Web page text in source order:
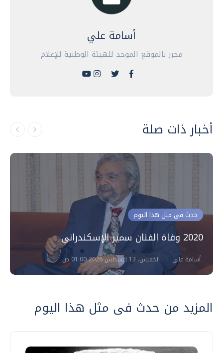
أسامة علي
محرر بالموقع الموحد للهيئة الوطنية للإعلام
أخبار ذات صلة
حدث فى مثل هذا اليوم
2020 وفاة الفنان سمير الإسكندراني
أسامة علي الخميس، 13 اغسطس 2026 01:00 ص
المزيد من حدث فى مثل هذا اليوم